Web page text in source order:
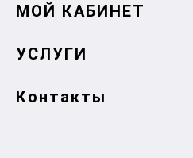
МОЙ КАБИНЕТ
УСЛУГИ
Контакты